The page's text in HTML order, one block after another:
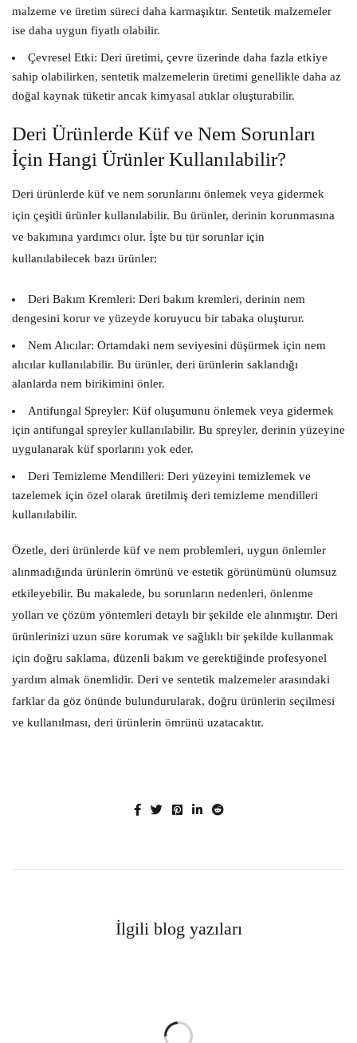
malzeme ve üretim süreci daha karmaşıktır. Sentetik malzemeler
ise daha uygun fiyatlı olabilir.
Çevresel Etki: Deri üretimi, çevre üzerinde daha fazla etkiye
sahip olabilirken, sentetik malzemelerin üretimi genellikle daha az
doğal kaynak tüketir ancak kimyasal atıklar oluşturabilir.
Deri Ürünlerde Küf ve Nem Sorunları
İçin Hangi Ürünler Kullanılabilir?
Deri ürünlerde küf ve nem sorunlarını önlemek veya gidermek
için çeşitli ürünler kullanılabilir. Bu ürünler, derinin korunmasına
ve bakımına yardımcı olur. İşte bu tür sorunlar için
kullanılabilecek bazı ürünler:
Deri Bakım Kremleri: Deri bakım kremleri, derinin nem
dengesini korur ve yüzeyde koruyucu bir tabaka oluşturur.
Nem Alıcılar: Ortamdaki nem seviyesini düşürmek için nem
alıcılar kullanılabilir. Bu ürünler, deri ürünlerin saklandığı
alanlarda nem birikimini önler.
Antifungal Spreyler: Küf oluşumunu önlemek veya gidermek
için antifungal spreyler kullanılabilir. Bu spreyler, derinin yüzeyine
uygulanarak küf sporlarını yok eder.
Deri Temizleme Mendilleri: Deri yüzeyini temizlemek ve
tazelemek için özel olarak üretilmiş deri temizleme mendilleri
kullanılabilir.
Özetle, deri ürünlerde küf ve nem problemleri, uygun önlemler
alınmadığında ürünlerin ömrünü ve estetik görünümünü olumsuz
etkileyebilir. Bu makalede, bu sorunların nedenleri, önlenme
yolları ve çözüm yöntemleri detaylı bir şekilde ele alınmıştır. Deri
ürünlerinizi uzun süre korumak ve sağlıklı bir şekilde kullanmak
için doğru saklama, düzenli bakım ve gerektiğinde profesyonel
yardım almak önemlidir. Deri ve sentetik malzemeler arasındaki
farklar da göz önünde bulundurularak, doğru ürünlerin seçilmesi
ve kullanılması, deri ürünlerin ömrünü uzatacaktır.
İlgili blog yazıları